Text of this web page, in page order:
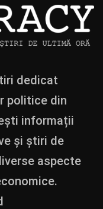
dedicat
politice din
informații
și știri de
aspecte